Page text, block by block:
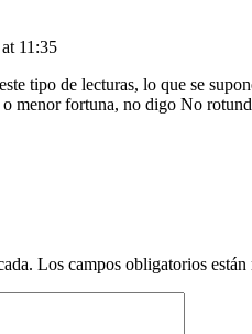
11:35
tipo de lecturas, lo que se
menor fortuna, no digo No
Los campos obligatorios están